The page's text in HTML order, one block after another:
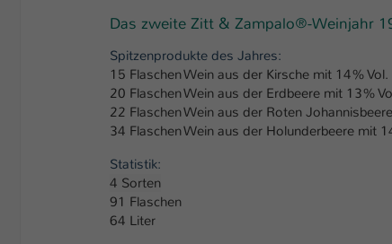
Das zweite Zitt & Zampalo®-Weinjahr
Spitzenprodukte des Jahres:
15 Flaschen Wein aus der Kirsche mit 14% Vol.
20 Flaschen Wein aus der Erdbeere mit 13%
22 Flaschen Wein aus der Roten
34 Flaschen Wein aus der Holunderbeere mit
Statistik:
4 Sorten
91 Flaschen
64 Liter